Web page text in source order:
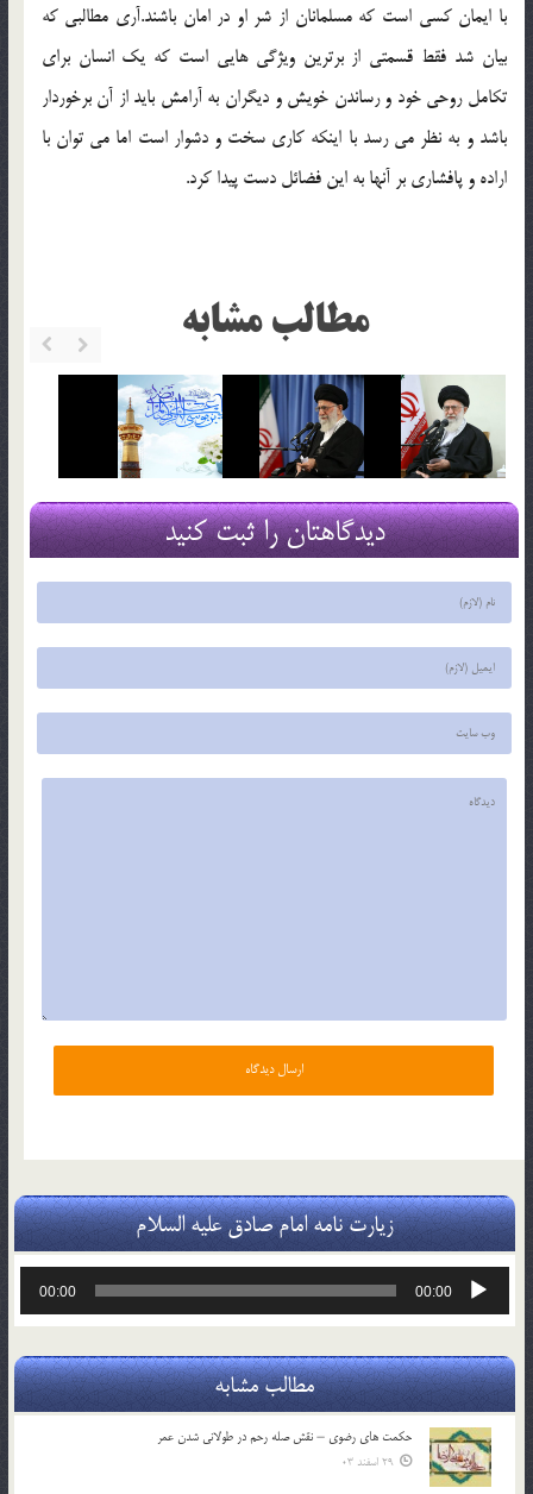
با ایمان کسی است که مسلمانان از شر او در امان باشند.آری مطالبی که
بیان شد فقط قسمتی از برترین ویژگی هایی است که یک انسان برای
تکامل روحی خود و رساندن خویش و دیگران به آرامش باید از آن برخوردار
باشد و به نظر می رسد با اینکه کاری سخت و دشوار است اما می توان با
اراده و پافشاری بر آنها به این فضائل دست پیدا کرد.
مطالب مشابه
دیدگاهتان را ثبت کنید
زیارت نامه امام صادق علیه السلام
پخش‌کننده
00:00
00:00
مطالب مشابه
حکمت های رضوی – نقش صله رحم در طولانی شدن عمر
29 اسفند 03